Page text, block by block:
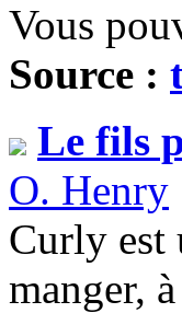
Vous
Source :
Le fils
O. Henry
Curly est
manger,